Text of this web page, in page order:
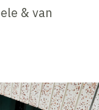
& van